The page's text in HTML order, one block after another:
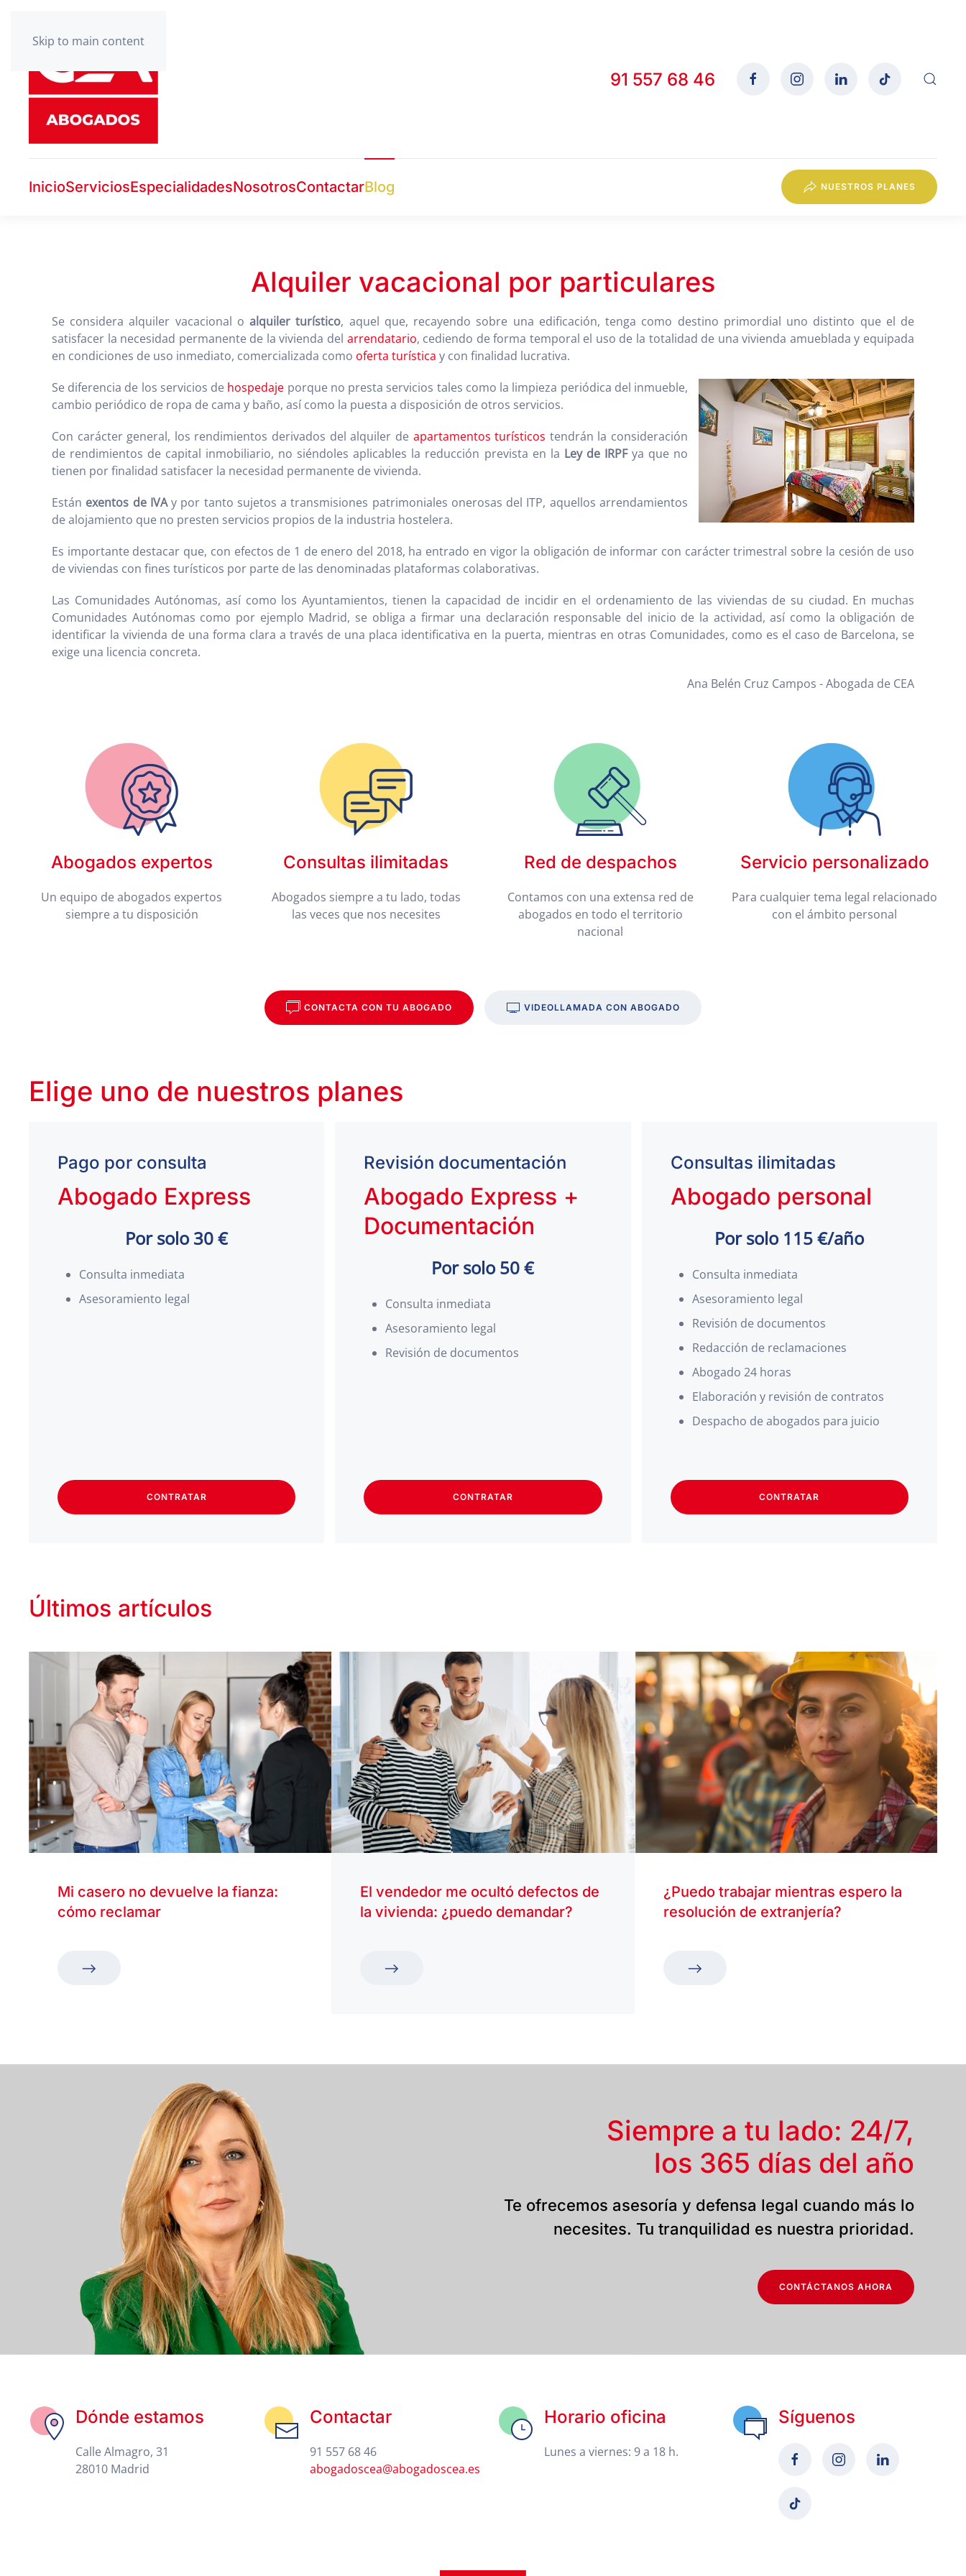
Skip to main content
91 557 68 46
InicioServiciosEspecialidadesNosotrosContactarBlog NUESTROS PLANES
Alquiler vacacional por particulares
Se considera alquiler vacacional oalquiler turístico, aquel que, recayendo sobre una edificación, tenga como destino primordial uno distinto que el de
satisfacer la necesidad permanente de la vivienda del arrendatario, cediendo de forma temporal el uso de la totalidad de una vivienda amueblada y equipada
en condiciones de uso inmediato, comercializada como oferta turística y con finalidad lucrativa.
Se diferencia de los servicios de hospedaje porque no presta servicios tales como la limpieza periódica del inmueble,
cambio periódico de ropa de cama y baño, así como la puesta a disposición de otros servicios.
Con carácter general, los rendimientos derivados del alquiler de apartamentos turísticos tendrán la consideración
de rendimientos de capital inmobiliario, no siéndoles aplicables la reducción prevista en la Ley de IRPFya que no
tienen por finalidad satisfacer la necesidad permanente de vivienda.
Están exentos de IVAy por tanto sujetos a transmisiones patrimoniales onerosas del ITP, aquellos arrendamientos
de alojamiento que no presten servicios propios de la industria hostelera.
Es importante destacar que, con efectos de 1 de enero del 2018, ha entrado en vigor la obligación de informar con carácter trimestral sobre la cesión de uso
de viviendas con fines turísticos por parte de las denominadas plataformas colaborativas.
Las Comunidades Autónomas, así como los Ayuntamientos, tienen la capacidad de incidir en el ordenamiento de las viviendas de su ciudad. En muchas
Comunidades Autónomas como por ejemplo Madrid, se obliga a firmar una declaración responsable del inicio de la actividad, así como la obligación de
identificar la vivienda de una forma clara a través de una placa identificativa en la puerta, mientras en otras Comunidades, como es el caso de Barcelona, se
exige una licencia concreta.
Ana Belén Cruz Campos - Abogada de CEA
Abogados expertos
Un equipo de abogados expertos
siempre a tu disposición
Consultas ilimitadas
Abogados siempre a tu lado, todas
las veces que nos necesites
Red de despachos
Contamos con una extensa red de
abogados en todo el territorio
nacional
Servicio personalizado
Para cualquier tema legal relacionado
con el ámbito personal
CONTACTA CON TU ABOGADO VIDEOLLAMADA CON ABOGADO
Elige uno de nuestros planes
Pago por consulta
Abogado Express
Por solo 30 €
Consulta inmediata
Asesoramiento legal
CONTRATAR
Revisión documentación
Abogado Express +
Documentación
Por solo 50 €
Consulta inmediata
Asesoramiento legal
Revisión de documentos
CONTRATAR
Consultas ilimitadas
Abogado personal
Por solo 115 €/año
Consulta inmediata
Asesoramiento legal
Revisión de documentos
Redacción de reclamaciones
Abogado 24 horas
Elaboración y revisión de contratos
Despacho de abogados para juicio
CONTRATAR
Últimos artículos
Mi casero no devuelve la fianza:
cómo reclamar
El vendedor me ocultó defectos de
la vivienda: ¿puedo demandar?
¿Puedo trabajar mientras espero la
resolución de extranjería?
Siempre a tu lado: 24/7,
los 365 días del año
Te ofrecemos asesoría y defensa legal cuando más lo
necesites. Tu tranquilidad es nuestra prioridad.
CONTÁCTANOS AHORA
Dónde estamos
Calle Almagro, 31
28010 Madrid
Contactar
91 557 68 46
abogadoscea@abogadoscea.es
Horario oficina
Lunes a viernes: 9 a 18 h.
Síguenos